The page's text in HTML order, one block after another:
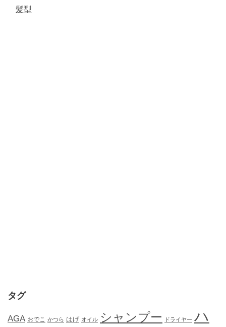
髪型
タグ
AGA おでこ かつら はげ オイル シャンプー ドライヤー ハ